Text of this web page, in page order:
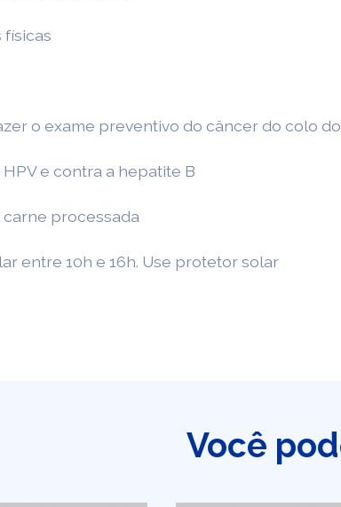
o exame preventivo do câncer do colo
e contra a hepatite B
processada
entre 10h e 16h. Use protetor solar
Você